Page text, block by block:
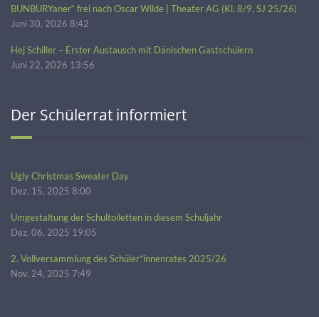
BUNBURYaner“ frei nach Oscar Wilde | Theater AG (Kl. 8/9, SJ 25/26)
Juni 30, 2026 8:42
Hej Schiller – Erster Austausch mit Dänischen Gastschülern
Juni 22, 2026 13:56
Der Schülerrat informiert
Ugly Christmas Sweater Day
Dez. 15, 2025 8:00
Umgestaltung der Schultoiletten in diesem Schuljahr
Dez. 06, 2025 19:05
2. Vollversammlung des Schüler*innenrates 2025/26
Nov. 24, 2025 7:49